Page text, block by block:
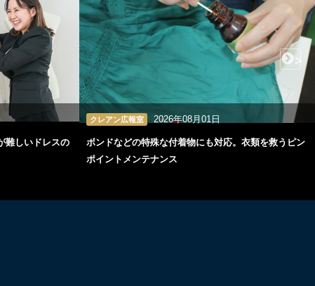
難しいドレスの
クレアン広報室 2026年08月01日
ボンドなどの特殊な付着物にも対応。衣類を救うピン
ポイントメンテナンス
>